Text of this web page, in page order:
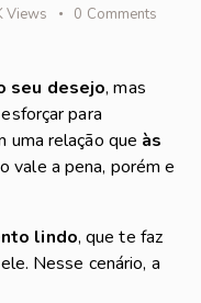
Views 0 Comments
seu desejo, mas
para
uma relação que às
vale a pena, porém e
lindo, que te faz
Nesse cenário, a